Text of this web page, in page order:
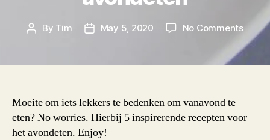
Post
By Tim
PostMay 5, 2020 No Commentson
5
keer
Moeite om iets lekkers te bedenken om vanavond te
eten? No worries. Hierbij 5 inspirerende recepten voor
het avondeten. Enjoy!